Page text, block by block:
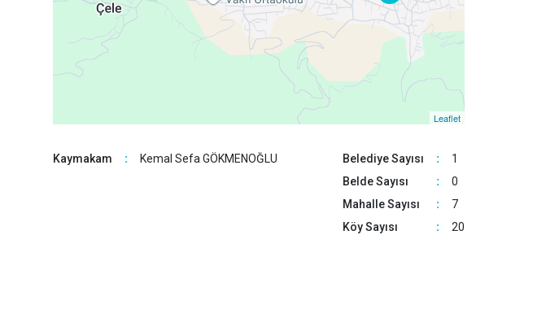
Leaflet
Kaymakam : Kemal Sefa GÖKMENOĞLU Belediye Sayısı :
1
Belde Sayısı
:
0
Mahalle Sayısı
:
7
Köy Sayısı
: 20